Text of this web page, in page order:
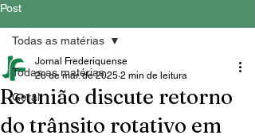
Post
Todas as matérias
Geral
Todas as matérias
Reunião discute retorno
do trânsito rotativo em
Jornal Frederiquense
28 de mar. de 2025 2 min de leitura